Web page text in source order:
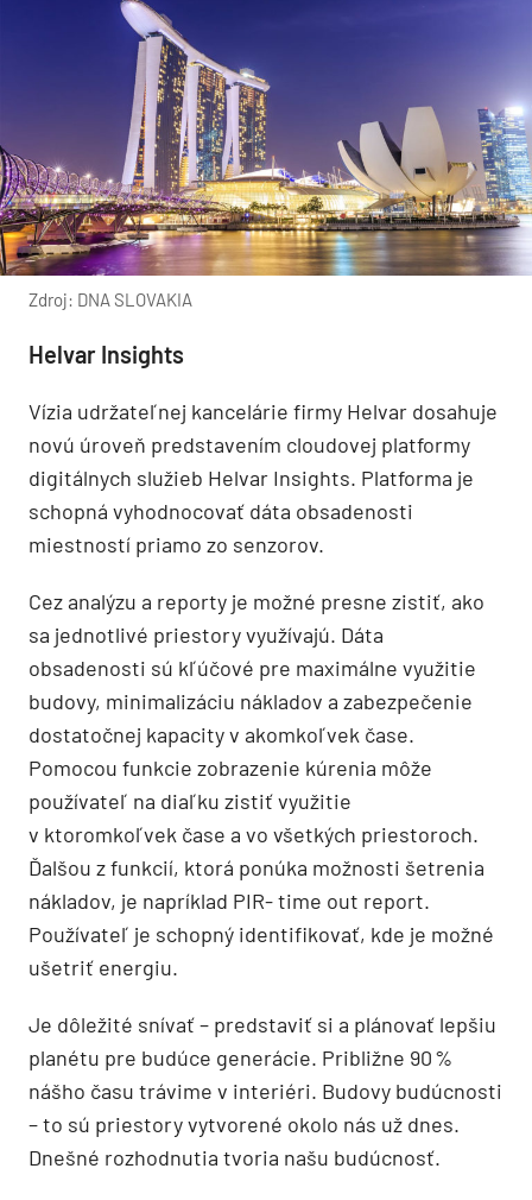
Zdroj: DNA SLOVAKIA
Helvar Insights
Vízia udržateľnej kancelárie firmy Helvar dosahuje
novú úroveň predstavením cloudovej platformy
digitálnych služieb Helvar Insights. Platforma je
schopná vyhodnocovať dáta obsadenosti
miestností priamo zo senzorov.
Cez analýzu a reporty je možné presne zistiť, ako
sa jednotlivé priestory využívajú. Dáta
obsadenosti sú kľúčové pre maximálne využitie
budovy, minimalizáciu nákladov a zabezpečenie
dostatočnej kapacity v akomkoľvek čase.
Pomocou funkcie zobrazenie kúrenia môže
používateľ na diaľku zistiť využitie
v ktoromkoľvek čase a vo všetkých priestoroch.
Ďalšou z funkcií, ktorá ponúka možnosti šetrenia
nákladov, je napríklad PIR- time out report.
Používateľ je schopný identifikovať, kde je možné
ušetriť energiu.
Je dôležité snívať – predstaviť si a plánovať lepšiu
planétu pre budúce generácie. Približne 90 %
nášho času trávime v interiéri. Budovy budúcnosti
– to sú priestory vytvorené okolo nás už dnes.
Dnešné rozhodnutia tvoria našu budúcnosť.